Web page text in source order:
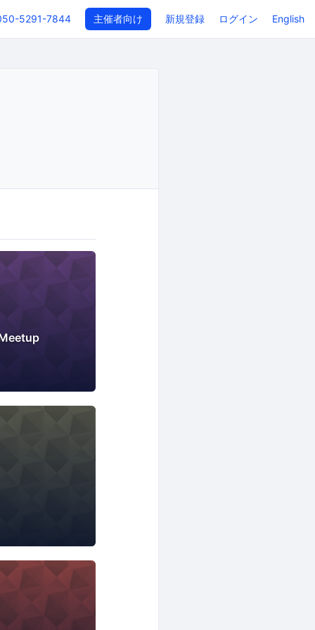
5291-7844 主催者向け 新規登録 ログイン English